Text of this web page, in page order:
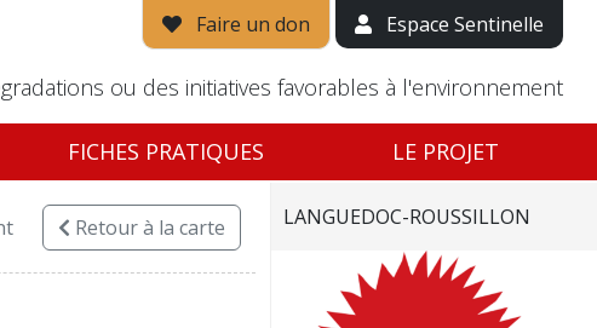
Faire un don Espace Sentinelle
ou des initiatives favorables à l'environnement
FICHES PRATIQUES LE PROJET
Retourà la carte LANGUEDOC-ROUSSILLON